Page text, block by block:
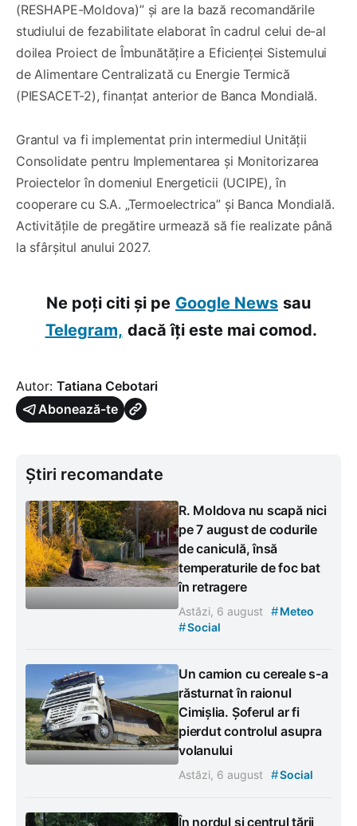
(RESHAPE-Moldova)” și are la bază recomandările
studiului de fezabilitate elaborat în cadrul celui de-al
doilea Proiect de Îmbunătățire a Eficienței Sistemului
de Alimentare Centralizată cu Energie Termică
(PIESACET-2), finanțat anterior de Banca Mondială.
Grantul va fi implementat prin intermediul Unității
Consolidate pentru Implementarea și Monitorizarea
Proiectelor în domeniul Energeticii (UCIPE), în
cooperare cu S.A. „Termoelectrica” și Banca Mondială.
Activitățile de pregătire urmează să fie realizate până
la sfârșitul anului 2027.
Ne poți citi și pe Google News sau
Telegram, dacă îți este mai comod.
Autor: Tatiana Cebotari
Abonează-te
Știri recomandate
R. Moldova nu scapă nici
pe 7 august de codurile
de caniculă, însă
temperaturile de foc bat
în retragere
Astăzi, 6 august #Meteo
#Social
Un camion cu cereale s-a
răsturnat în raionul
Cimișlia. Șoferul ar fi
pierdut controlul asupra
volanului
Astăzi, 6 august #Social
În nordul și centrul țării